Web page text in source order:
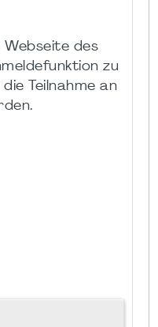
Webseite des
zu
Teilnahme an